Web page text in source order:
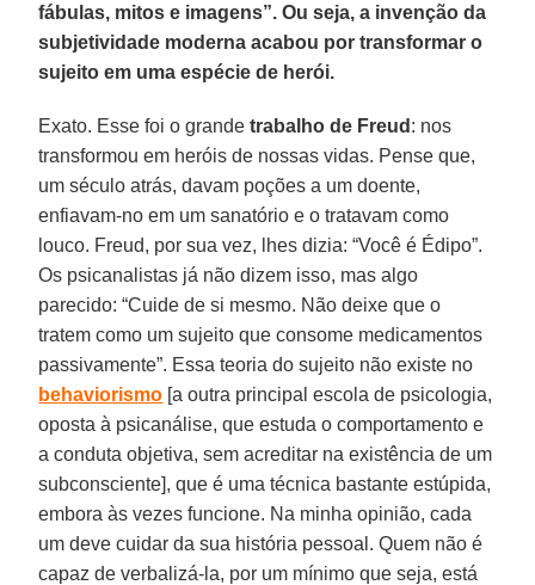
fábulas, mitos e imagens”. Ou seja, a invenção da
subjetividade moderna acabou por transformar o
sujeito em uma espécie de herói.
Exato. Esse foi o grande trabalho de Freud : nos
transformou em heróis de nossas vidas. Pense que,
um século atrás, davam poções a um doente,
enfiavam-no em um sanatório e o tratavam como
louco. Freud, por sua vez, lhes dizia: “Você é Édipo”.
Os psicanalistas já não dizem isso, mas algo
parecido: “Cuide de si mesmo. Não deixe que o
tratem como um sujeito que consome medicamentos
passivamente”. Essa teoria do sujeito não existe no
behaviorismo [a outra principal escola de psicologia,
oposta à psicanálise, que estuda o comportamento e
a conduta objetiva, sem acreditar na existência de um
subconsciente], que é uma técnica bastante estúpida,
embora às vezes funcione. Na minha opinião, cada
um deve cuidar da sua história pessoal. Quem não é
capaz de verbalizá-la, por um mínimo que seja, está